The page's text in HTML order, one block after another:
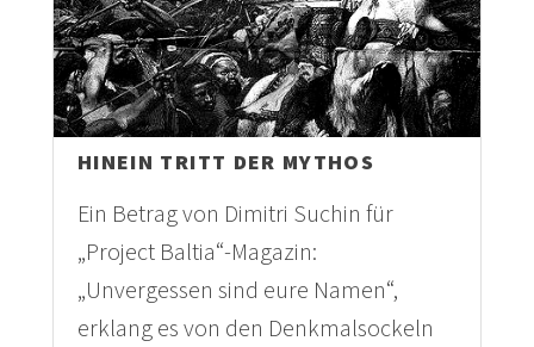
HINEIN TRITT DER MYTHOS
Ein Betrag von Dimitri Suchin für
„Project Baltia“-Magazin:
„Unvergessen sind eure Namen“,
erklang es von den Denkmalsockeln